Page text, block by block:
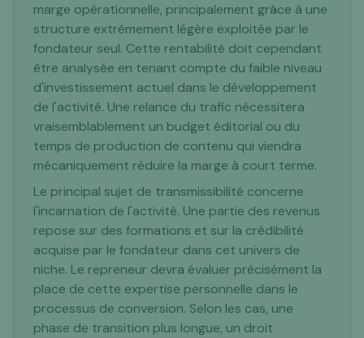
marge opérationnelle, principalement grâce à une
structure extrêmement légère exploitée par le
fondateur seul. Cette rentabilité doit cependant
être analysée en tenant compte du faible niveau
d'investissement actuel dans le développement
de l'activité. Une relance du trafic nécessitera
vraisemblablement un budget éditorial ou du
temps de production de contenu qui viendra
mécaniquement réduire la marge à court terme.
Le principal sujet de transmissibilité concerne
l'incarnation de l'activité. Une partie des revenus
repose sur des formations et sur la crédibilité
acquise par le fondateur dans cet univers de
niche. Le repreneur devra évaluer précisément la
place de cette expertise personnelle dans le
processus de conversion. Selon les cas, une
phase de transition plus longue, un droit